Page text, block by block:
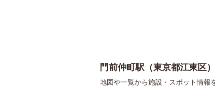
門前仲町駅（東京都江東区
地図や一覧から施設・スポット情報